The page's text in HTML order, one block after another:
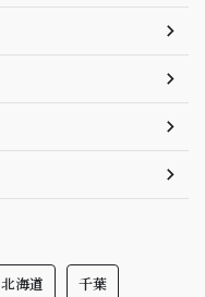
北海道 千葉